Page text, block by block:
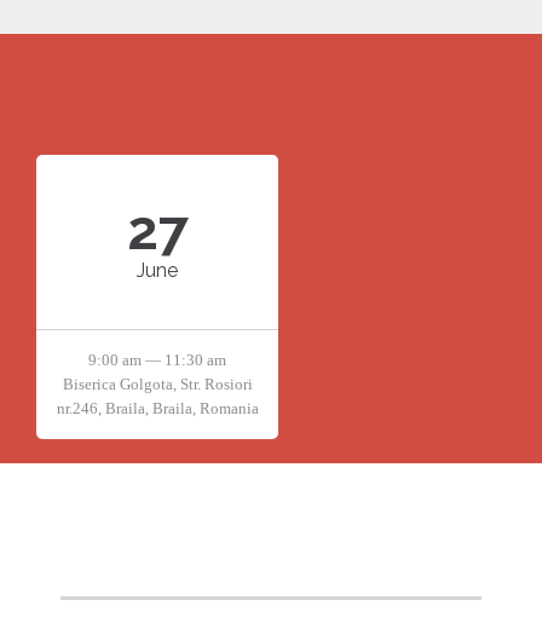
27
June
9:00 am — 11:30 am
Biserica Golgota, Str. Rosiori
nr.246, Braila, Braila, Romania